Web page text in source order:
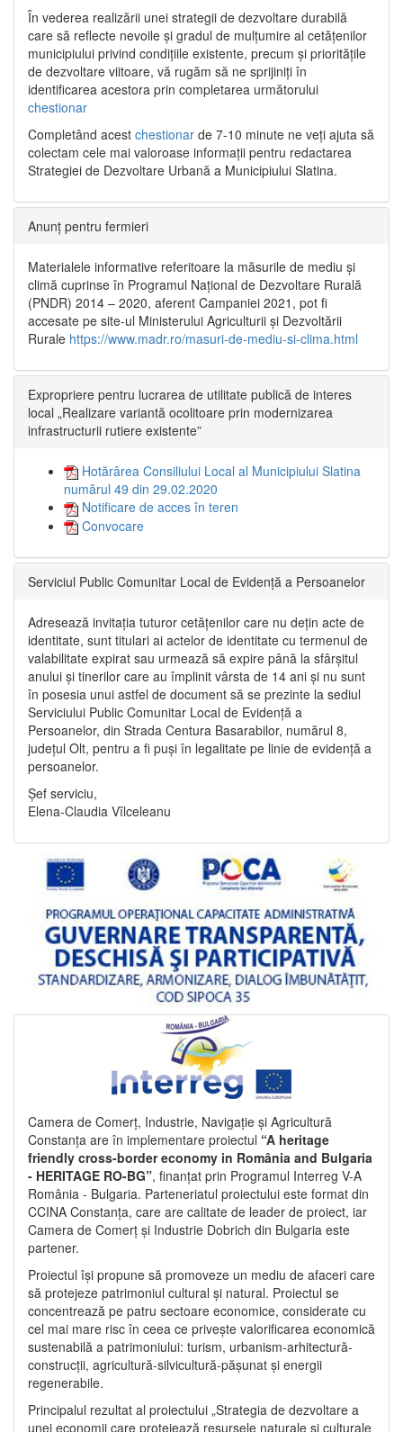
În vederea realizării unei strategii de dezvoltare durabilă
care să reflecte nevoile și gradul de mulțumire al cetățenilor
municipiului privind condițiile existente, precum și prioritățile
de dezvoltare viitoare, vă rugăm să ne sprijiniți în
identificarea acestora prin completarea următorului
chestionar
Completând acest chestionar de 7-10 minute ne veți ajuta să
colectam cele mai valoroase informații pentru redactarea
Strategiei de Dezvoltare Urbană a Municipiului Slatina.
Anunț pentru fermieri
Materialele informative referitoare la măsurile de mediu și
climă cuprinse în Programul Național de Dezvoltare Rurală
(PNDR) 2014 – 2020, aferent Campaniei 2021, pot fi
accesate pe site-ul Ministerului Agriculturii și Dezvoltării
Rurale https://www.madr.ro/masuri-de-mediu-si-clima.html
Expropriere pentru lucrarea de utilitate publică de interes
local „Realizare variantă ocolitoare prin modernizarea
infrastructurii rutiere existente”
Hotărârea Consiliului Local al Municipiului Slatina
numărul 49 din 29.02.2020
Notificare de acces în teren
Convocare
Serviciul Public Comunitar Local de Evidență a Persoanelor
Adresează invitația tuturor cetățenilor care nu dețin acte de
identitate, sunt titulari ai actelor de identitate cu termenul de
valabilitate expirat sau urmează să expire până la sfârșitul
anului și tinerilor care au împlinit vârsta de 14 ani și nu sunt
în posesia unui astfel de document să se prezinte la sediul
Serviciului Public Comunitar Local de Evidență a
Persoanelor, din Strada Centura Basarabilor, numărul 8,
județul Olt, pentru a fi puși în legalitate pe linie de evidență a
persoanelor.
Șef serviciu,
Elena-Claudia Vîlceleanu
Camera de Comerț, Industrie, Navigație și Agricultură
Constanța are în implementare proiectul “A heritage
friendly cross-border economy in România and Bulgaria
- HERITAGE RO-BG”, finanțat prin Programul Interreg V-A
România - Bulgaria. Parteneriatul proiectului este format din
CCINA Constanța, care are calitate de leader de proiect, iar
Camera de Comerț și Industrie Dobrich din Bulgaria este
partener.
Proiectul își propune să promoveze un mediu de afaceri care
să protejeze patrimoniul cultural și natural. Proiectul se
concentrează pe patru sectoare economice, considerate cu
cel mai mare risc în ceea ce privește valorificarea economică
sustenabilă a patrimoniului: turism, urbanism-arhitectură-
construcții, agricultură-silvicultură-pășunat și energii
regenerabile.
Principalul rezultat al proiectului „Strategia de dezvoltare a
unei economii care protejează resursele naturale și culturale